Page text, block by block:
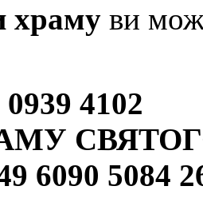
храму ви
4102
6090 5084